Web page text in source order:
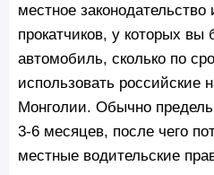
местное
прокатчиков, у которых вы
автомобиль, сколько по
использовать российские
Монголии. Обычно
3-6 месяцев, после чего
местные водительские